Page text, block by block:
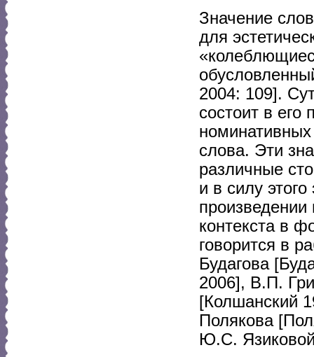
Значение
для
2004: 109].
состоит в его
слова. Эти
различные
и в силу
контекста в
говорится в
Будагова
2006], В.П.
[Колшанский
Полякова
Ю.С.